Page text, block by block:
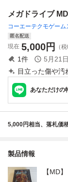
メガドライブ
コーエーテクモゲーム
匿名配送
現在 5,000円 （
1件 5月21
目立った傷や汚
あなただけの
5,000円相当、落札価
製品情報
【MD